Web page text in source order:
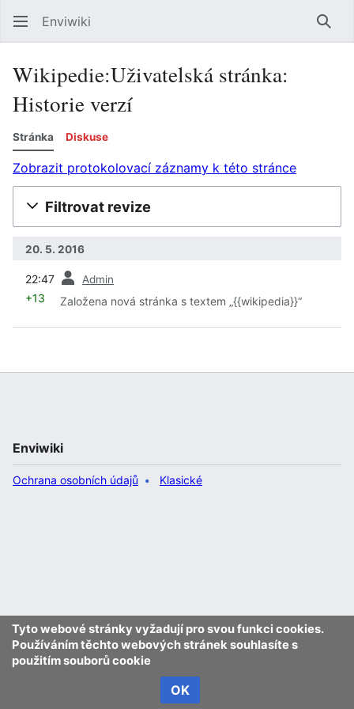
Enviwiki
Wikipedie:Uživatelská stránka:
Historie verzí
Stránka Diskuse
Zobrazit protokolovací záznamy k této stránce
Filtrovat revize
20. 5. 2016
22:47 Admin
+13 Založena nová stránka s textem „{{wikipedia}}“
Tyto webové stránky vyžadují pro svou funkci cookies.
Používáním těchto webových stránek souhlasíte s
použitím souborů cookie
OK
Enviwiki
Ochrana osobních údajů Klasické